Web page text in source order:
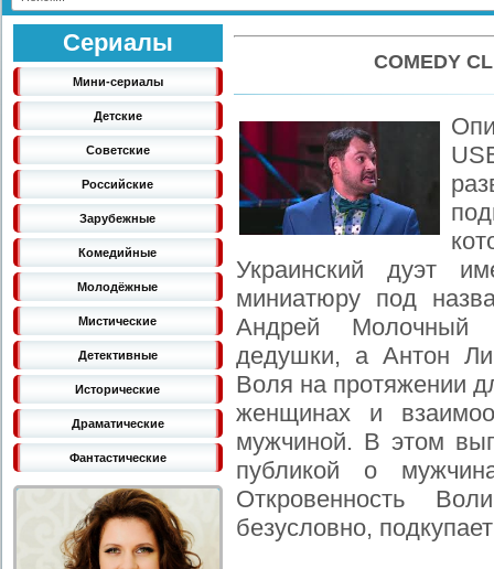
Сериалы
Мини-сериалы
Детские
Советские
Российские
Зарубежные
Комедийные
Молодёжные
Мистические
Детективные
Исторические
Драматические
Фантастические
COMEDY
Украинский дуэт
миниатюру под
Андрей Молочный
дедушки, а Антон
Воля на протяжении
женщинах и
мужчиной. В этом
публикой о
Откровенность
безусловно,